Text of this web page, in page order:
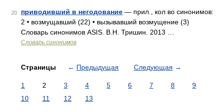
20 приводивший в негодование — прил., кол во синонимов:
2 • возмущавший (22) • вызывавший возмущение (3)
Словарь синонимов ASIS. В.Н. Тришин. 2013 …
Словарь синонимов
Страницы ← Предыдущая Следующая →
1 2 3 4 5 6 7 8
9
10
11 12 13